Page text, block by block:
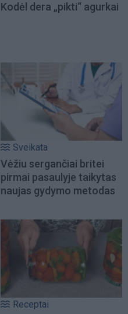
Kodėl dera „pikti“ agurkai
Sveikata
Vėžiu sergančiai britei
pirmai pasaulyje taikytas
naujas gydymo metodas
Receptai